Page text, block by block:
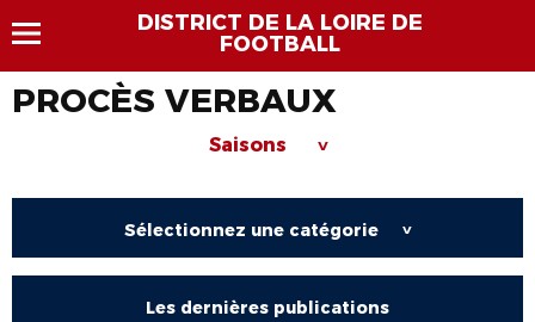
DISTRICT DE LA LOIRE DE
FOOTBALL
PROCÈS VERBAUX
Saisons >
Sélectionnez une catégorie >
Les dernières publications